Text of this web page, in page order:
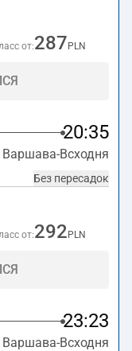
от:287 PLN
20:35
Варшава-Всходня
Без пересадок
от:292 PLN
23:23
Варшава-Всходня